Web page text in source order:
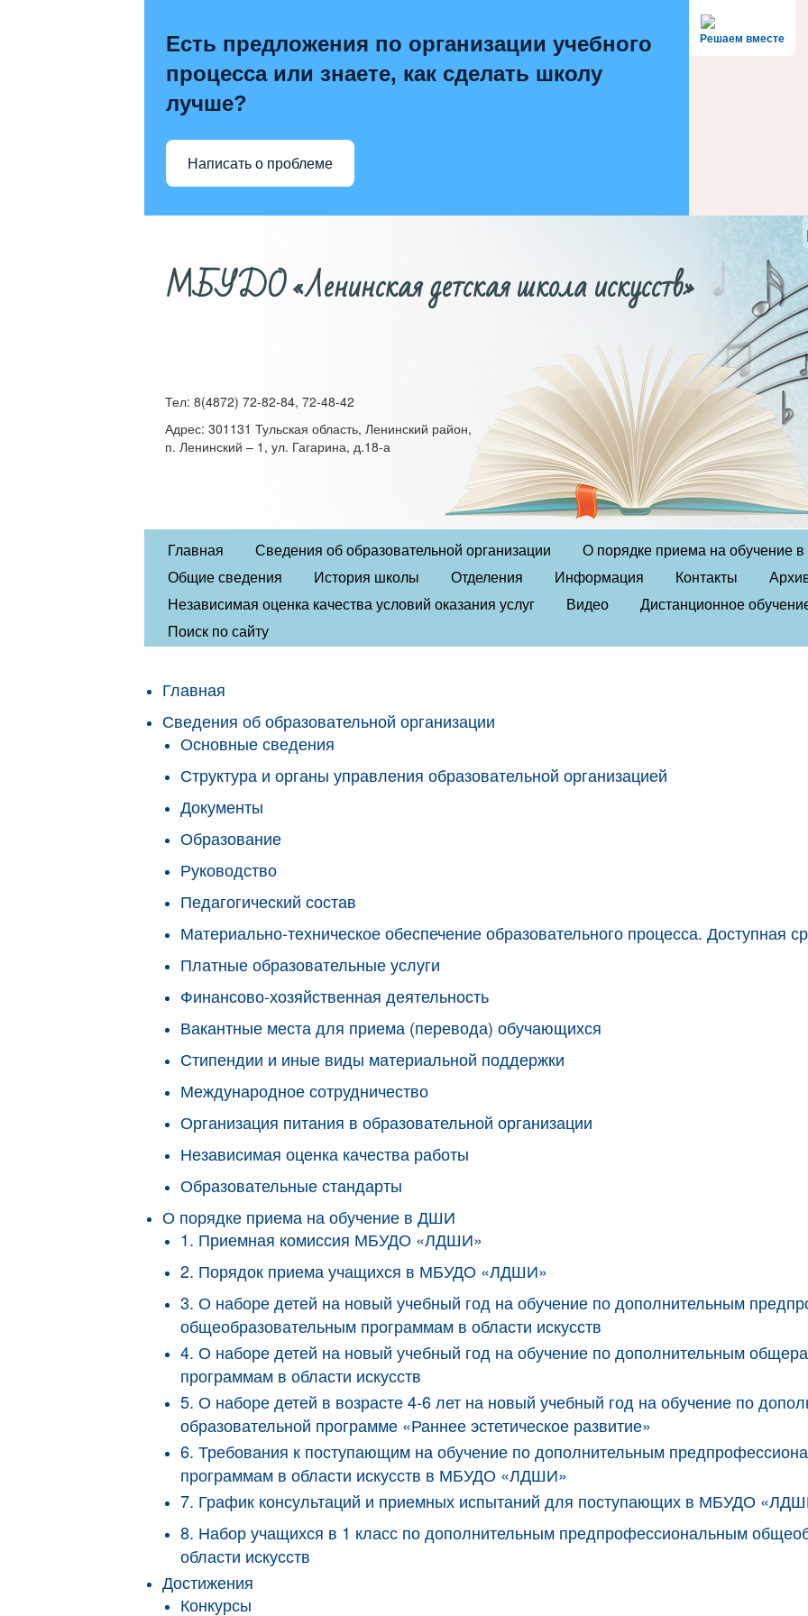
Решаем вместе
Есть предложения по организации учебного
процесса или знаете, как сделать школу
лучше?
Написать о проблеме
МБУДО «Ленинская детская школа искусств»
Тел: 8(4872) 72-82-84, 72-48-42
Адрес: 301131 Тульская область, Ленинский район,
п. Ленинский – 1, ул. Гагарина, д.18-а
Главная Сведения об образовательной организации
О порядке приема на обучение
Общие сведения
История школы Отделения Информация Контакты
Независимая оценка качества условий оказания услуг
Видео
Дистанционное
Поиск по сайту
Главная
Сведения об образовательной организации
Основные сведения
Структура и органы управления образовательной организацией
Документы
Образование
Руководство
Педагогический состав
Материально-техническое обеспечение образовательного процесса. Доступная
Платные образовательные услуги
Финансово-хозяйственная деятельность
Вакантные места для приема (перевода) обучающихся
Стипендии и иные виды материальной поддержки
Международное сотрудничество
Организация питания в образовательной организации
Независимая оценка качества работы
Образовательные стандарты
О порядке приема на обучение в ДШИ
1. Приемная комиссия МБУДО «ЛДШИ»
2. Порядок приема учащихся в МБУДО «ЛДШИ»
3. О наборе детей на новый учебный год на обучение по дополнительным
общеобразовательным программам в области искусств
4. О наборе детей на новый учебный год на обучение по дополнительным
программам в области искусств
5. О наборе детей в возрасте 4-6 лет на новый учебный год на обучение по
образовательной программе «Раннее эстетическое развитие»
6. Требования к поступающим на обучение по дополнительным
программам в области искусств в МБУДО «ЛДШИ»
7. График консультаций и приемных испытаний для поступающих в МБУДО
8. Набор учащихся в 1 класс по дополнительным предпрофессиональным
области искусств
Достижения
Конкурсы